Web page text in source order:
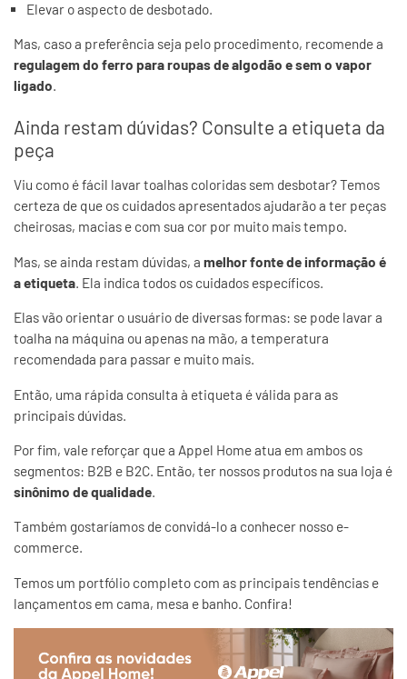
Elevar o aspecto de desbotado.
Mas, caso a preferência seja pelo procedimento, recomende a
regulagem do ferro para roupas de algodão e sem o vapor
ligado.
Ainda restam dúvidas? Consulte a etiqueta da
peça
Viu como é fácil lavar toalhas coloridas sem desbotar? Temos
certeza de que os cuidados apresentados ajudarão a ter peças
cheirosas, macias e com sua cor por muito mais tempo.
Mas, se ainda restam dúvidas, a melhor fonte de informação é
a etiqueta. Ela indica todos os cuidados específicos.
Elas vão orientar o usuário de diversas formas: se pode lavar a
toalha na máquina ou apenas na mão, a temperatura
recomendada para passar e muito mais.
Então, uma rápida consulta à etiqueta é válida para as
principais dúvidas.
Por fim, vale reforçar que a Appel Home atua em ambos os
segmentos: B2B e B2C. Então, ter nossos produtos na sua loja é
sinônimo de qualidade.
Também gostaríamos de convidá-lo a conhecer nosso e-
commerce.
Temos um portfólio completo com as principais tendências e
lançamentos em cama, mesa e banho. Confira!